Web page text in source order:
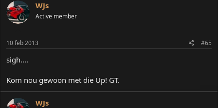
WJs
Active member
10 feb 2013 #65
sigh....
Kom nou gewoon met die Up! GT.
WJs